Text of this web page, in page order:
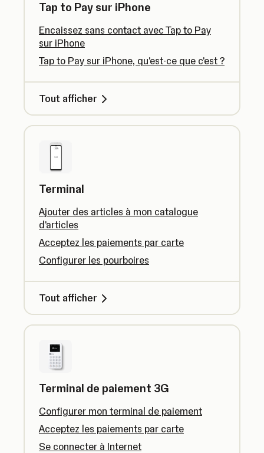
Tap to Pay sur iPhone
Encaissez sans contact avec Tap to Pay
sur iPhone
Tap to Pay sur iPhone, qu'est-ce que c'est ?
Tout afficher
Terminal
Ajouter des articles à mon catalogue
d'articles
Acceptez les paiements par carte
Configurer les pourboires
Tout afficher
Terminal de paiement 3G
Configurer mon terminal de paiement
Acceptez les paiements par carte
Se connecter à Internet